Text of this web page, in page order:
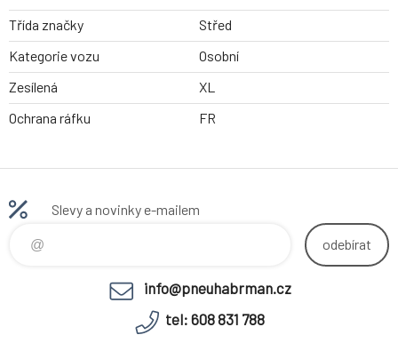
Třída značky
Střed
Kategorie vozu
Osobní
Zesílená
XL
Ochrana ráfku
FR
Slevy a novinky e-mailem
odebírat
info@pneuhabrman.cz
tel: 608 831 788